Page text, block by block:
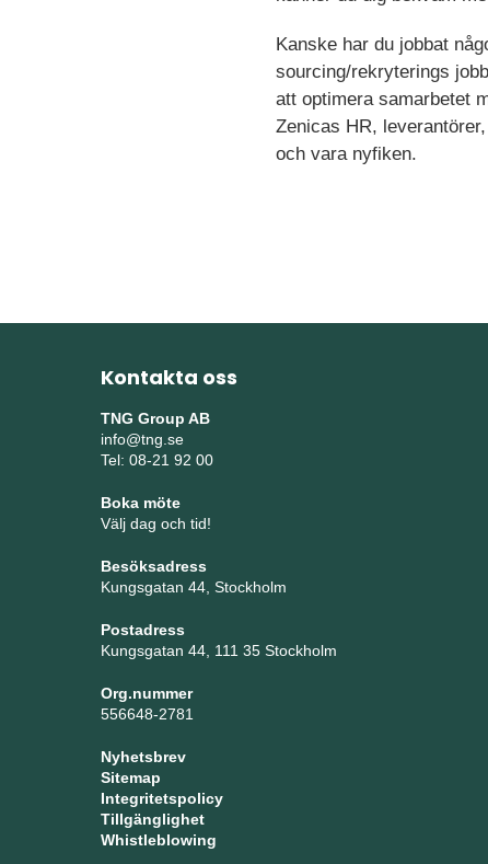
Kanske har du jobbat
sourcing/rekryterings
att optimera samarbetet
Zenicas HR,
och vara nyfiken.
Kontakta oss
TNG Group AB
info@tng.se
Tel: 08-21 92 00
Boka möte
Välj dag och tid!
Besöksadress
Kungsgatan 44, Stockholm
Postadress
Kungsgatan 44, 111 35 Stockholm
Org.nummer
556648-2781
Nyhetsbrev
Sitemap
Integritetspolicy
Tillgänglighet
Whistleblowing